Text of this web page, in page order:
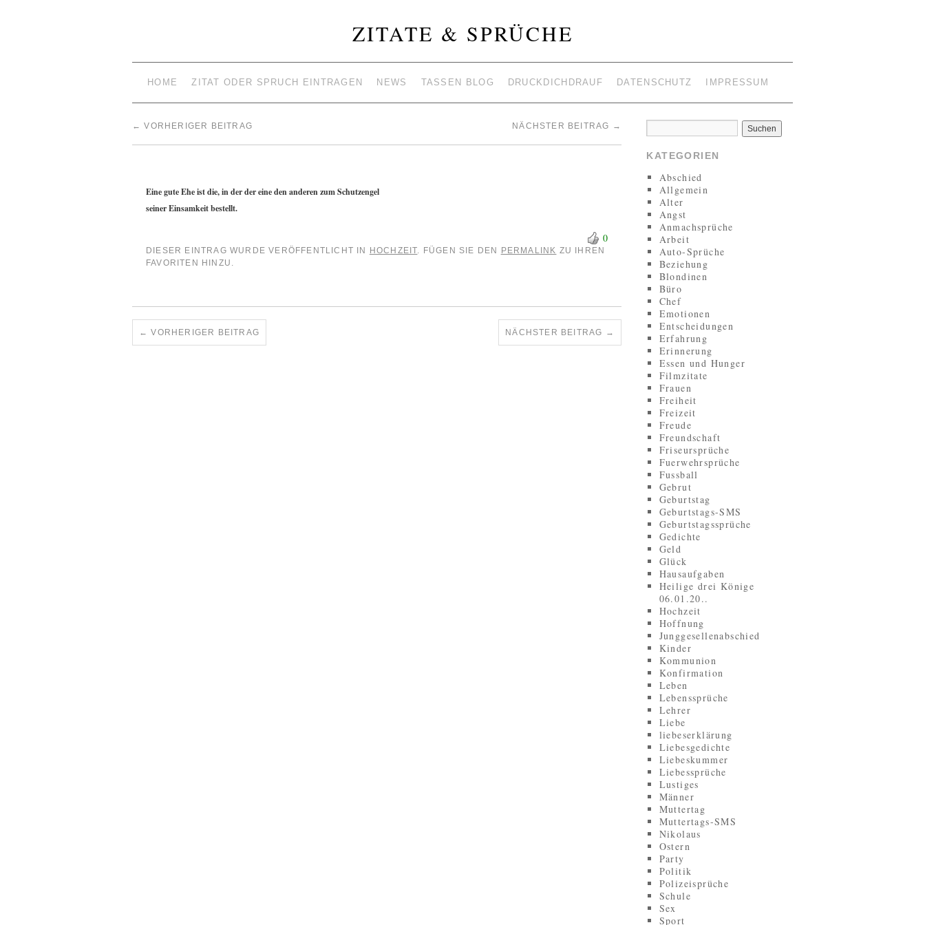
ZITATE & SPRÜCHE
HOME ZITAT ODER SPRUCH EINTRAGEN NEWS TASSEN BLOG DRUCKDICHDRAUF DATENSCHUTZ IMPRESSUM
← VORHERIGER BEITRAG NÄCHSTER BEITRAG →
Eine gute Ehe ist die, in der der eine den anderen zum Schutzengel
seiner Einsamkeit bestellt.
0
DIESER EINTRAG WURDE VERÖFFENTLICHT IN HOCHZEIT. FÜGEN SIE DEN PERMALINK ZU IHREN
FAVORITEN HINZU.
← VORHERIGER BEITRAG NÄCHSTER BEITRAG →
KATEGORIEN
Abschied
Allgemein
Alter
Angst
Anmachsprüche
Arbeit
Auto-Sprüche
Beziehung
Blondinen
Büro
Chef
Emotionen
Entscheidungen
Erfahrung
Erinnerung
Essen und Hunger
Filmzitate
Frauen
Freiheit
Freizeit
Freude
Freundschaft
Friseursprüche
Fuerwehrsprüche
Fussball
Gebrut
Geburtstag
Geburtstags-SMS
Geburtstagssprüche
Gedichte
Geld
Glück
Hausaufgaben
Heilige drei Könige
06.01.20..
Hochzeit
Hoffnung
Junggesellenabschied
Kinder
Kommunion
Konfirmation
Leben
Lebenssprüche
Lehrer
Liebe
liebeserklärung
Liebesgedichte
Liebeskummer
Liebessprüche
Lustiges
Männer
Muttertag
Muttertags-SMS
Nikolaus
Ostern
Party
Politik
Polizeisprüche
Schule
Sex
Sport